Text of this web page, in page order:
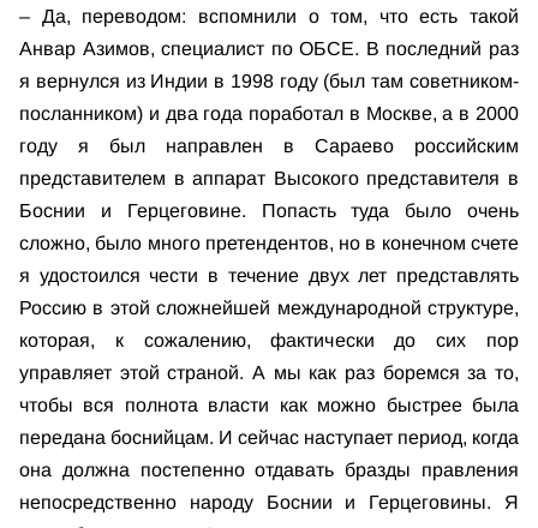
– Да, переводом: вспомнили о том, что есть такой
Анвар Азимов, специалист по ОБСЕ. В последний раз
я вернулся из Индии в 1998 году (был там советником-
посланником) и два года поработал в Москве, а в 2000
году я был направлен в Сараево российским
представителем в аппарат Высокого представителя в
Боснии и Герцеговине. Попасть туда было очень
сложно, было много претендентов, но в конечном счете
я удостоился чести в течение двух лет представлять
Россию в этой сложнейшей международной структуре,
которая, к сожалению, фактически до сих пор
управляет этой страной. А мы как раз боремся за то,
чтобы вся полнота власти как можно быстрее была
передана боснийцам. И сейчас наступает период, когда
она должна постепенно отдавать бразды правления
непосредственно народу Боснии и Герцеговины. Я